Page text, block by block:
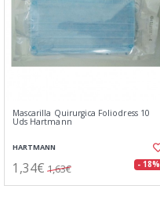
Mascarilla Quirurgica Foliodress 10
Uds Hartmann
HARTMANN
1,34€ 1,63€ - 18%